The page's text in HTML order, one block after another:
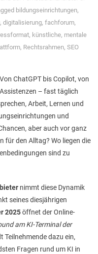
bildungseinrichtungen,
,digitalisierung,fachforum,
, künstliche, mentale
, Rechtsrahmen,SEO
ChatGPT bis Copilot, von
– fast täglich
Arbeit, Lernen und
und
aber auch vor ganz
für den Alltag? Wo liegen die
sind zu
nimmt diese Dynamik
seines diesjährigen
2025öffnet der Online-
am KI-Terminal der
Teilnehmende dazu ein,
Fragen rund um KI in